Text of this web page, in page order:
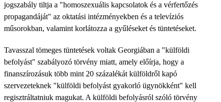
jogszabály tiltja a "homoszexuális kapcsolatok és a vérfertőzés
propagandáját" az oktatási intézményekben és a televíziós
műsorokban, valamint korlátozza a gyűléseket és tüntetéseket.
Tavasszal tömeges tüntetések voltak Georgiában a "külföldi
befolyást" szabályozó törvény miatt, amely előírja, hogy a
finanszírozásuk több mint 20 százalékát külföldről kapó
szervezeteknek "külföldi befolyást gyakorló ügynökként" kell
regisztráltatniuk magukat. A külföldi befolyásról szóló törvény